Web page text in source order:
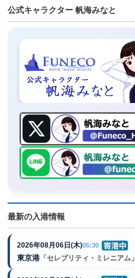
公式キャラクター 帆海みなと
最新の入港情報
2026年08月06日(木)05:30
東京港 「セレブリティ・ミレニアム」